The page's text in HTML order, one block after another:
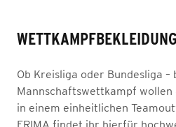
WETTKAMPFBEKLEIDUNG
Ob Kreisliga oder Bundesliga –
Mannschaftswettkampf wollen
in einem einheitlichen
ERIMA findet ihr hierfür